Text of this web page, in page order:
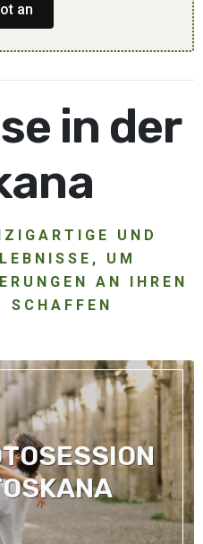
an
in der
UND
UM
AN IHREN
SCHAFFEN